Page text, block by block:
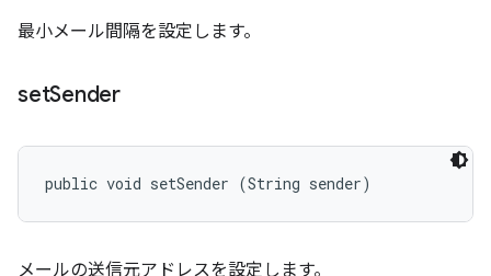
最小メール間隔を設定します。
setSender
public void setSender (String sender)
メールの送信元アドレスを設定します。